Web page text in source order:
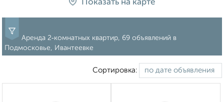
Показать на карте
Аренда 2‑комнатных квартир, 69 объявлений в
Подмосковье, Ивантеевке
Сортировка: